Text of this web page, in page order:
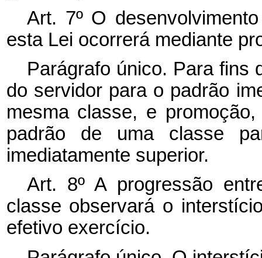
Art. 7º O
esta Lei ocorrerá mediante
Parágrafo único. Para fins
do servidor para o padrão
mesma classe, e
padrão de uma classe
imediatamente superior.
Art. 8º A progressão
classe observará o
efetivo exercício.